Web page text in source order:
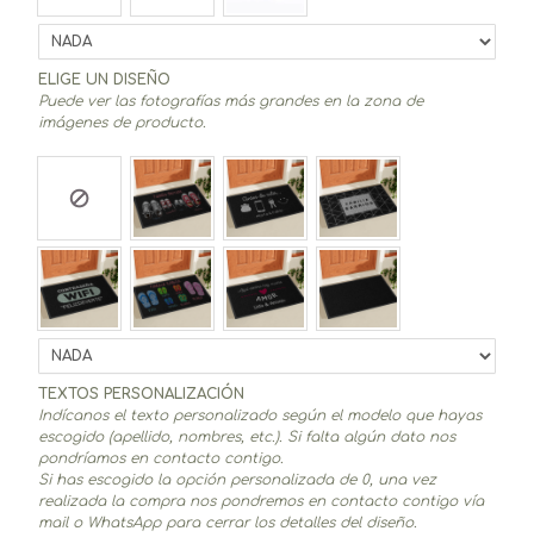
ELIGE UN DISEÑO
Puede ver las fotografías más grandes en la zona de
imágenes de producto.
TEXTOS PERSONALIZACIÓN
Indícanos el texto personalizado según el modelo que hayas
escogido (apellido, nombres, etc.). Si falta algún dato nos
pondríamos en contacto contigo.
Si has escogido la opción personalizada de 0, una vez
realizada la compra nos pondremos en contacto contigo vía
mail o WhatsApp para cerrar los detalles del diseño.